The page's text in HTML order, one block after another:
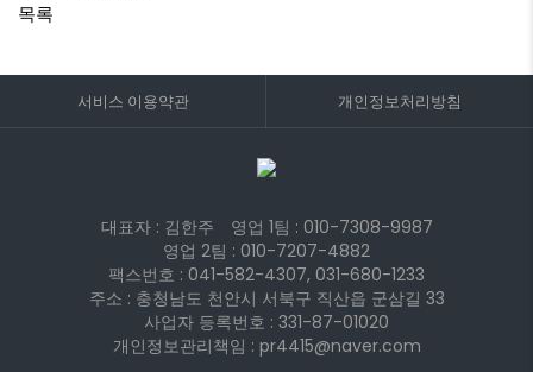
목록
서비스 이용약관 개인정보처리방침
대표자 : 김한주 영업 1팀 : 010-7308-9987
영업 2팀 : 010-7207-4882
팩스번호 : 041-582-4307, 031-680-1233
주소 : 충청남도 천안시 서북구 직산읍 군삼길 33
사업자 등록번호 : 331-87-01020
개인정보관리책임 : pr4415@naver.com